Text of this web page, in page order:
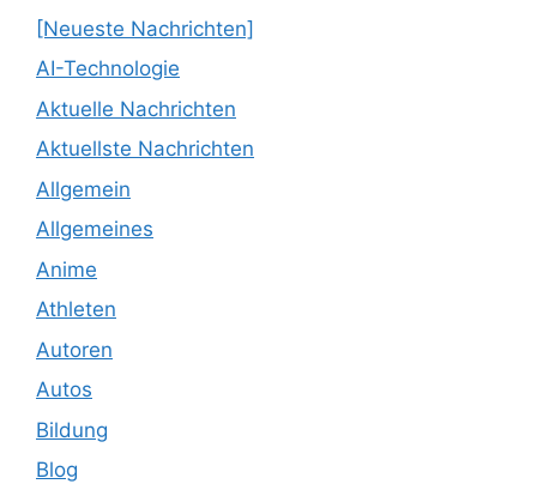
[Neueste Nachrichten]
AI-Technologie
Aktuelle Nachrichten
Aktuellste Nachrichten
Allgemein
Allgemeines
Anime
Athleten
Autoren
Autos
Bildung
Blog